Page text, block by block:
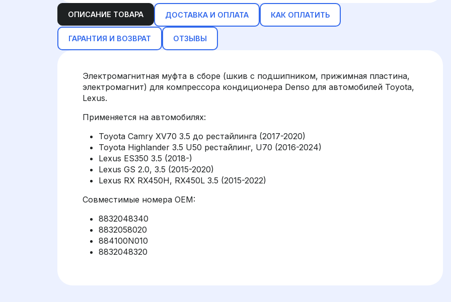
ОПИСАНИЕ ТОВАРА ДОСТАВКА И ОПЛАТА КАК ОПЛАТИТЬ
ГАРАНТИЯ И ВОЗВРАТ ОТЗЫВЫ
Электромагнитная муфта в сборе (шкив с подшипником, прижимная пластина,
электромагнит) для компрессора кондиционера Denso для автомобилей Toyota,
Lexus.
Применяется на автомобилях:
Toyota Camry XV70 3.5 до рестайлинга (2017-2020)
Toyota Highlander 3.5 U50 рестайлинг, U70 (2016-2024)
Lexus ES350 3.5 (2018-)
Lexus GS 2.0, 3.5 (2015-2020)
Lexus RX RX450H, RX450L 3.5 (2015-2022)
Совместимые номера OEM:
8832048340
8832058020
884100N010
8832048320